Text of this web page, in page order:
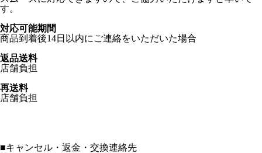
す。
対応可能期間
商品到着後14日以内にご連絡をいただいた場合
返品送料
店舗負担
再送料
店舗負担
■キャンセル・返金・交換連絡先